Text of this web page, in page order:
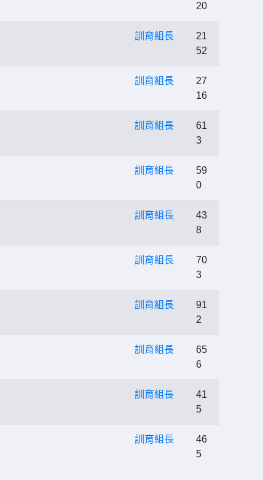
20
訓育組長
21
52
訓育組長
27
16
訓育組長
61
3
訓育組長
59
0
訓育組長
43
8
訓育組長
70
3
訓育組長
91
2
訓育組長
65
6
訓育組長
41
5
訓育組長
46
5